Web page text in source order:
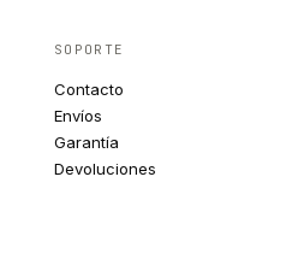
SOPORTE
Contacto
Envíos
Garantía
Devoluciones